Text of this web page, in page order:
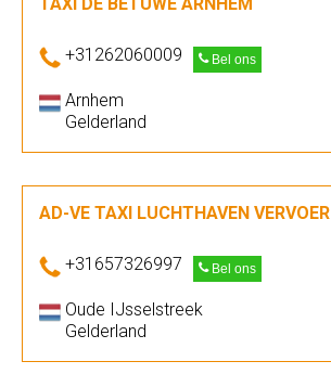
+31262060009 Bel ons
Arnhem
Gelderland
AD-VE TAXI LUCHTHAVEN VERVOER
+31657326997 Bel ons
Oude IJsselstreek
Gelderland